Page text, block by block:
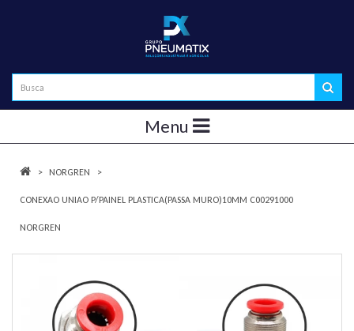
Menu
NORGREN
CONEXAO UNIAO P/PAINEL PLASTICA(PASSA MURO)10MM C00291000
NORGREN